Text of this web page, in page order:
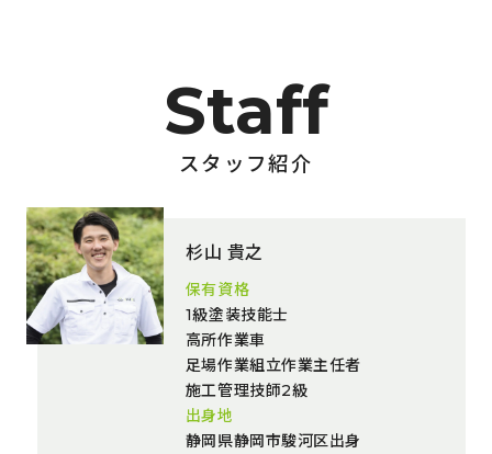
スタッフ紹介
杉山 貴之
保有資格
1級塗装技能士
高所作業車
足場作業組立作業主任者
施工管理技師2級
出身地
静岡県静岡市駿河区出身